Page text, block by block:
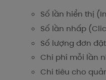
Số lần hiển thị
Số lần nhấp
Số lượng đơn
Chi phí mỗi lần
Chi tiêu cho